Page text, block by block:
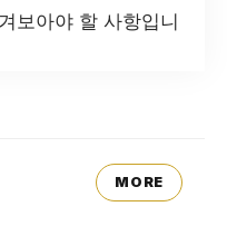
보아야 할 사항입니
MORE